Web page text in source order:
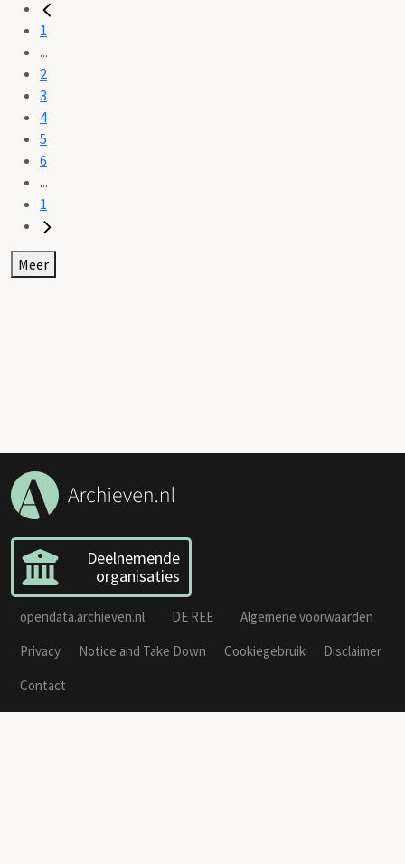
1
...
2
3
4
5
6
...
1
Meer
Deelnemende
organisaties
opendata.archieven.nl DE REE
Algemene voorwaarden
Privacy
Notice and Take Down Cookiegebruik
Disclaimer
Contact